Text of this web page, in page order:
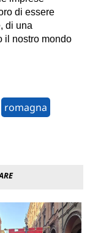
di essere
di una
il nostro mondo
romagna